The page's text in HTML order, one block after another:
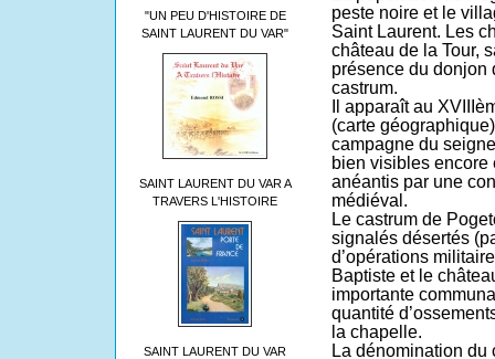
"UN PEU D'HISTOIRE DE
SAINT LAURENT DU VAR"
SAINT LAURENT DU VAR A
TRAVERS L'HISTOIRE
SAINT LAURENT DU VAR
peste noire et le
Saint Laurent. Les
château de la Tour,
présence du donjon
castrum.
Il apparaît au
(carte
campagne du
bien visibles encore
anéantis par une
médiéval.
Le castrum de
signalés désertés
d’opérations
Baptiste et le
importante
quantité
la chapelle.
La dénomination du